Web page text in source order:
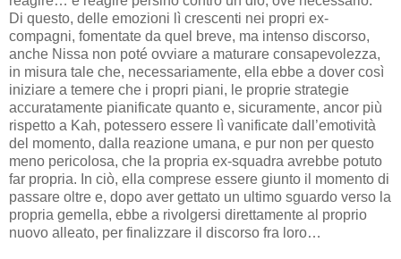
Di questo, delle emozioni lì crescenti nei propri ex-
compagni, fomentate da quel breve, ma intenso discorso,
anche Nissa non poté ovviare a maturare consapevolezza,
in misura tale che, necessariamente, ella ebbe a dover così
iniziare a temere che i propri piani, le proprie strategie
accuratamente pianificate quanto e, sicuramente, ancor più
rispetto a Kah, potessero essere lì vanificate dall’emotività
del momento, dalla reazione umana, e pur non per questo
meno pericolosa, che la propria ex-squadra avrebbe potuto
far propria. In ciò, ella comprese essere giunto il momento di
passare oltre e, dopo aver gettato un ultimo sguardo verso la
propria gemella, ebbe a rivolgersi direttamente al proprio
nuovo alleato, per finalizzare il discorso fra loro…